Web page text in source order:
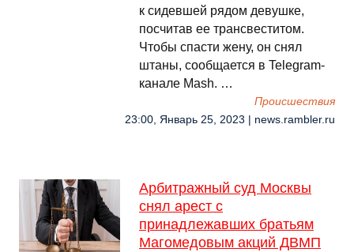
к сидевшей рядом девушке,
посчитав ее трансвеститом.
Чтобы спасти жену, он снял
штаны, сообщается в Telegram-
канале Mash. …
Происшествия
23:00, Январь 25, 2023 | news.rambler.ru
Арбитражный суд Москвы
снял арест с
принадлежавших братьям
Магомедовым акций ДВМП